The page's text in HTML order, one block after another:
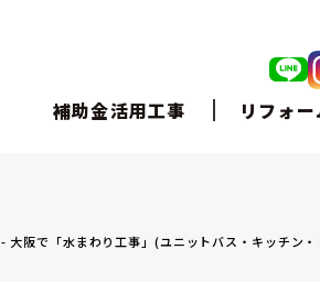
補助金活用工事 リフォ
大阪で「水まわり工事」(ユニットバス・キッチン